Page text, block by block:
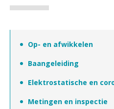
Op- en afwikkelen
Baangeleiding
Elektrostatische en
Metingen en inspectie